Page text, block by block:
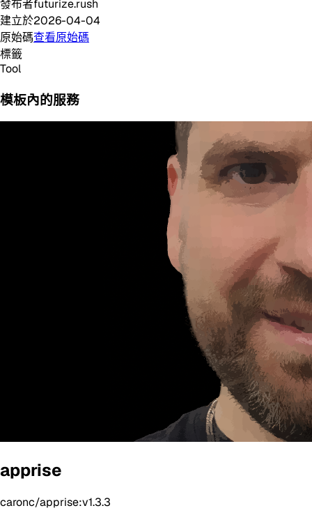
發布者futurize.rush
建立於2026-04-04
原始碼查看原始碼
標籤
Tool
模板內的服務
apprise
caronc/apprise:v1.3.3